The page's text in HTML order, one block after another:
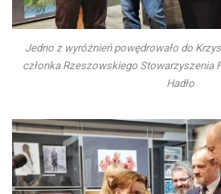
Jedno z wyróżnień powędrowało do
członka Rzeszowskiego Stowarzyszenia
Hadło